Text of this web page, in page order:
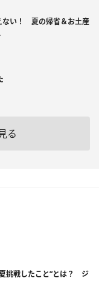
ない！ 夏の帰省＆お土産
る
挑戦したこと”とは？ ジ